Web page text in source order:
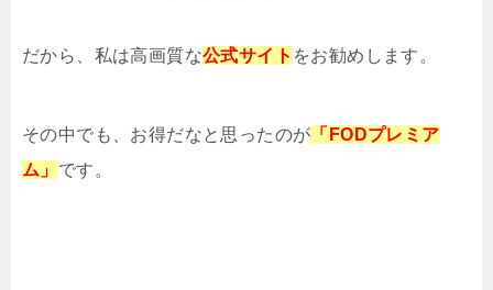
だから、私は高画質な公式サイト をお勧めします。
その中でも、お得だなと思ったのが 「FODプレミア
ム」 です。